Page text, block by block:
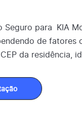
Seguro para KIA
de fatores
da residência,